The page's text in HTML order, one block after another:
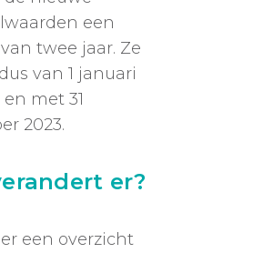
een
twee jaar. Ze
van 1 januari
met 31
2023.
er?
een overzicht